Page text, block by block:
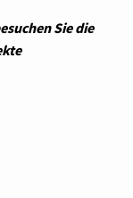
Sie die